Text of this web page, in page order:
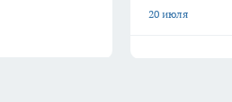
20 июля